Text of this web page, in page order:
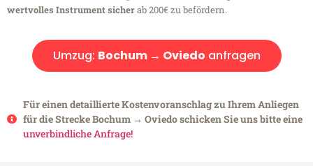
wertvolles Instrument sicherab 200€ zu befördern.
Umzug: Bochum → Oviedo anfragen
Für einen detaillierte Kostenvoranschlag zu Ihrem Anliegen
für die Strecke Bochum → Oviedo schicken Sie uns bitte eine
unverbindliche Anfrage!